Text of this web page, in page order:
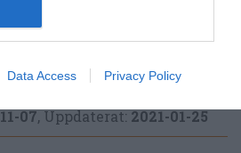
Data Access Privacy Policy
311 kcal
07,Uppdaterat:2021-01-25